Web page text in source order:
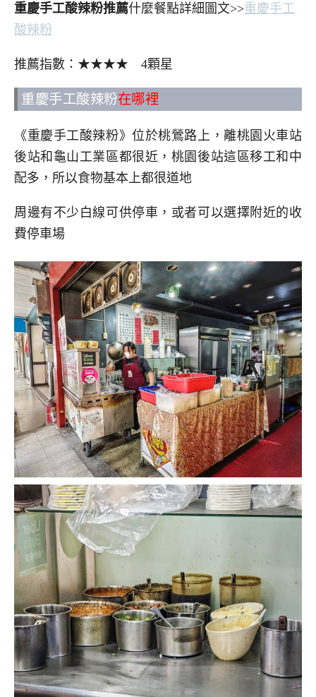
重慶手工酸辣粉推薦什麼餐點詳細圖文>>重慶手工
酸辣粉
推薦指數：★★★★ 4顆星
重慶手工酸辣粉在哪裡
《重慶手工酸辣粉》位於桃鶯路上，離桃園火車站
後站和龜山工業區都很近，桃園後站這區移工和中
配多，所以食物基本上都很道地
周邊有不少白線可供停車，或者可以選擇附近的收
費停車場